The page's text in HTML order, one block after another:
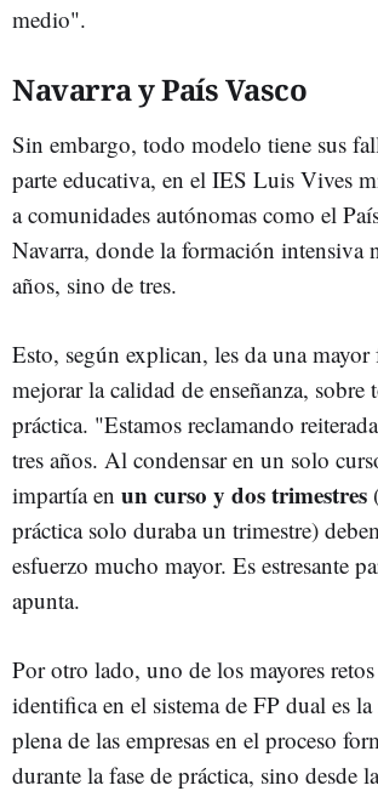
medio".
Navarra y País Vasco
Sin embargo, todo modelo tiene sus
parte educativa, en el IES Luis Vives
a comunidades autónomas como el
Navarra, donde la formación intensiva
años, sino de tres.
Esto, según explican, les da una
mejorar la calidad de enseñanza, sobre
práctica. "Estamos reclamando
tres años. Al condensar en un solo
impartía en un curso y dos trimestres
práctica solo duraba un trimestre)
esfuerzo mucho mayor. Es estresante
apunta.
Por otro lado, uno de los mayores
identifica en el sistema de FP dual es
plena de las empresas en el proceso
durante la fase de práctica, sino desde